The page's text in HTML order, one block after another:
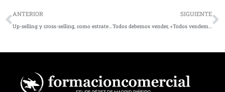
Ant
ANTERIOR
Up-selling y cross-selling, como estrategia de marketing y ventas
SIGUIENTE
Todos debemos vender, «Todos vendemos»